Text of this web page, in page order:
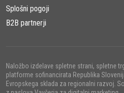
Splošni pogoji
B2B partnerji
Naložbo izdelave spletne strani, spletne
platforme sofinancirata Republika
Evropskega sklada za regionalni razvoj.